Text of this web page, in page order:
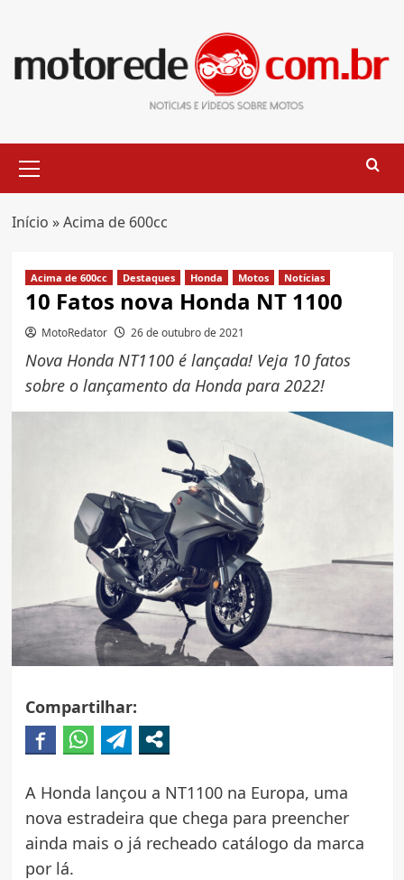
content
Menu
Início »Acima de 600cc
Acima de 600cc Destaques Honda Motos Notícias
10 Fatos nova Honda NT 1100
MotoRedator 26 de outubro de 2021
Nova Honda NT1100 é lançada! Veja 10 fatos
sobre o lançamento da Honda para 2022!
Compartilhar:
A Honda lançou a NT1100 na Europa, uma
nova estradeira que chega para preencher
ainda mais o já recheado catálogo da marca
por lá.